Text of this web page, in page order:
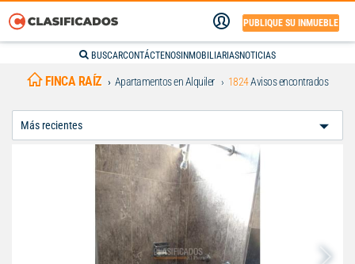
PUBLIQUE SU INMUEBLE
BUSCARCONTÁCTENOS INMOBILIARIASNOTICIAS
FINCA RAÍZ Apartamentos en Alquiler 1824Avisos encontrados